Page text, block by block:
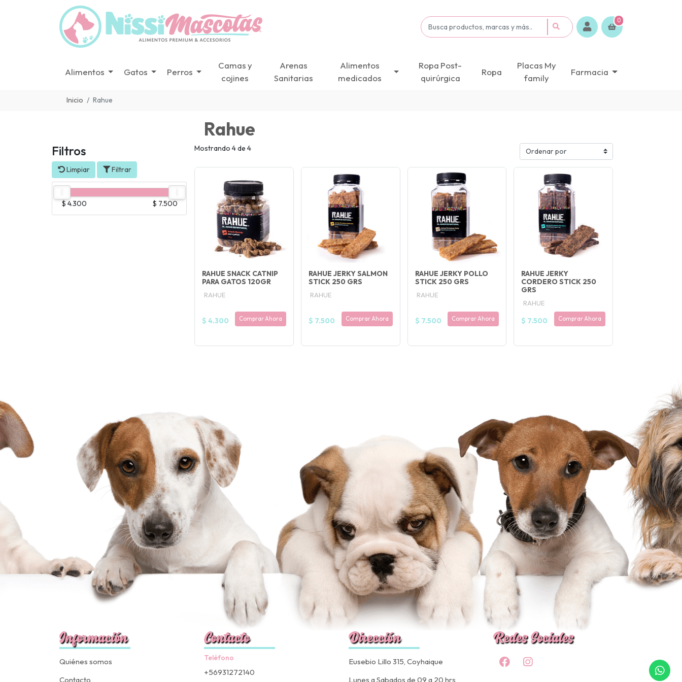
0
Alimentos Gatos Perros
Camas y
cojines
Arenas
Sanitarias
Alimentos
medicados
Ropa Post-
quirúrgica
Ropa
Placas My
family
Farmacia
Inicio Rahue
Rahue
Filtros
Limpiar Filtrar
$ 4.300 $ 7.500
Mostrando 4 de 4
RAHUE SNACK CATNIP
PARA GATOS 120GR
RAHUE
$ 4.300 Comprar Ahora
RAHUE JERKY SALMON
STICK 250 GRS
RAHUE
$ 7.500 Comprar Ahora
RAHUE JERKY POLLO
STICK 250 GRS
RAHUE
$ 7.500 Comprar Ahora
RAHUE JERKY
CORDERO STICK 250
GRS
RAHUE
$ 7.500 Comprar Ahora
Información
Quiénes somos
Contacto
Contacto
Teléfono
+56931272140
Dirección
Eusebio Lillo 315, Coyhaique
Lunes a Sabados de 09 a 20 hrs
Redes Sociales